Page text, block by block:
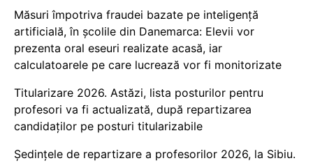
Măsuri împotriva fraudei bazate pe inteligență
artificială, în școlile din Danemarca: Elevii vor
prezenta oral eseuri realizate acasă, iar
calculatoarele pe care lucrează vor fi monitorizate
Titularizare 2026. Astăzi, lista posturilor pentru
profesori va fi actualizată, după repartizarea
candidaților pe posturi titularizabile
Ședințele de repartizare a profesorilor 2026, la Sibiu.